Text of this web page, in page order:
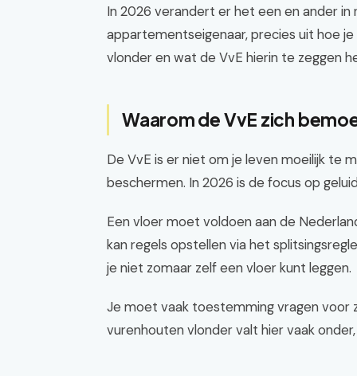
In 2026 verandert er het een en ander in
appartementseigenaar, precies uit hoe
vlonder en wat de VvE hierin te zeggen
Waarom de VvE zich
De VvE is er niet om je leven moeilijk te
beschermen. In 2026 is de focus op
Een vloer moet voldoen aan de
kan regels opstellen via het
je niet zomaar zelf een vloer kunt leggen.
Je moet vaak toestemming vragen voor
vurenhouten vlonder valt hier vaak